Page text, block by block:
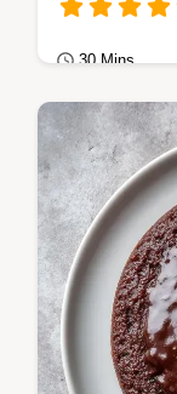
30 Mins
Gâteaux au
Préparez
cette
traditionnel